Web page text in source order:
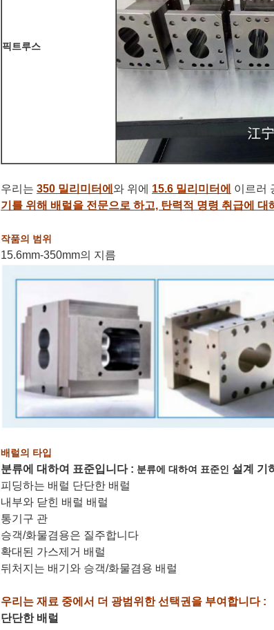
픽트루스
우리는 350 밀리미터에 와 위에 15.6 밀리미터에 이르러
기를 위해 배럴을 전문으로 하고, 탄력적 명령 취급에 대
작품의 범위
15.6mm-350mm의 지름
배럴의 타입
분류에 대하여 표준입니다 : 분류에 대하여 표준인 설계 기
피딩하는 배럴 단단한 배럴
내부와 닫힌 배럴 배럴
통기구 관
승객/화물겸용은 질주합니다
확대된 가스제거 배럴
뒤처지는 배기와 승객/화물겸용 배럴
우리는 재료 중에서 더 광범위한 선택권을 부여합니다 :
단단한 배럴